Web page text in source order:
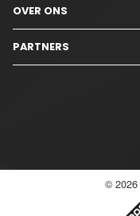
OVER ONS
PARTNERS
© 2026